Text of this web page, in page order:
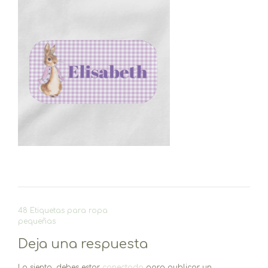
Navegación
de
48 Etiquetas para ropa
pequeñas
Deja una respuesta